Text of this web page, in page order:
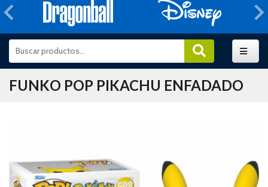
Anterior
FUNKO POP PIKACHU ENFADADO